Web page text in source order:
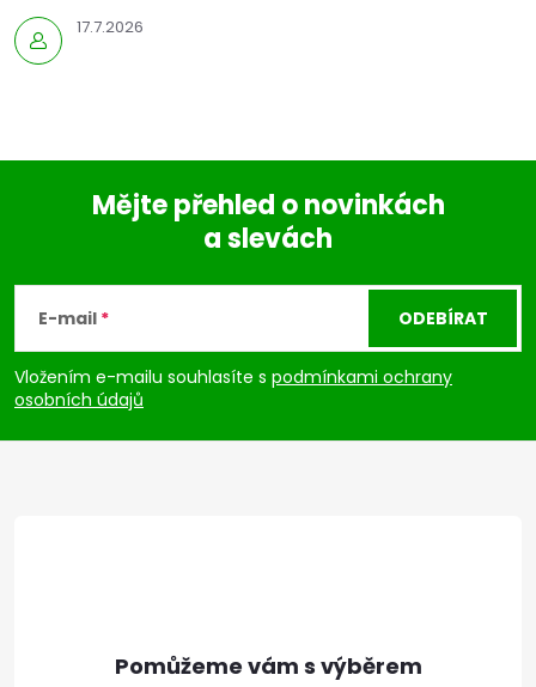
17.7.2026
p
a
Mějte přehled o novinkách
a slevách
E-mail
Vložením e-mailu souhlasíte s podmínkami ochrany
osobních údajů
ODEBÍRAT